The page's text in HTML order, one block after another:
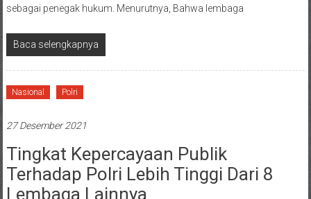
sebagai penegak hukum. Menurutnya, Bahwa lembaga
Baca selengkapnya
Nasional Polri
27 Desember 2021
Tingkat Kepercayaan Publik
Terhadap Polri Lebih Tinggi Dari 8
Lembaga Lainnya